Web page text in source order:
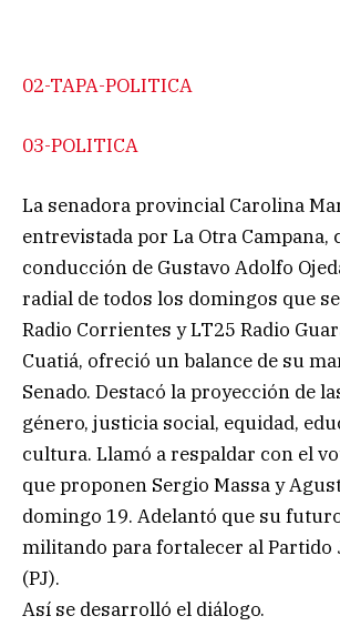
02-TAPA-POLITICA
03-POLITICA
La senadora provincial Carolina
entrevistada por La Otra Campana,
conducción de Gustavo Adolfo
radial de todos los domingos que
Radio Corrientes y LT25 Radio
Cuatiá, ofreció un balance de su
Senado. Destacó la proyección de
género, justicia social, equidad,
cultura. Llamó a respaldar con el
que proponen Sergio Massa y
domingo 19. Adelantó que su
militando para fortalecer al
(PJ).
Así se desarrolló el diálogo.